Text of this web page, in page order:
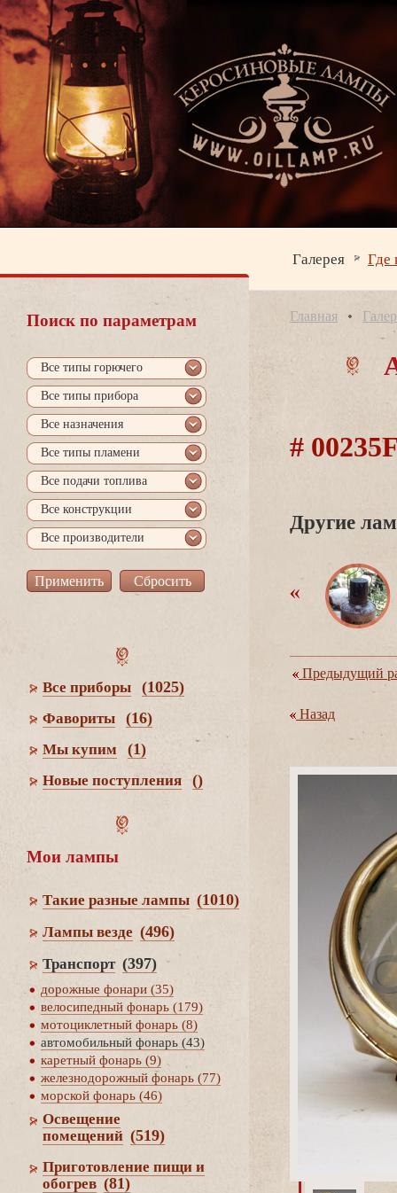
Галерея Где
Поиск по параметрам
се типы горючего
се типы прибора
се назначения
се типы пламени
се подачи топлива
се конструкции
се производители
се приборы (1025)
Фавориты (16)
Мы купим (1)
Новые поступления ()
Мои лампы
Такие разные лампы (1010)
Лампы везде (496)
Транспорт (397)
дорожные фонари (35)
елосипедный фонарь (179)
мотоциклетный фонарь (8)
автомобильный фонарь (43)
каретный фонарь (9)
железнодорожный фонарь (77)
морской фонарь (46)
Освещение
помещений (519)
Приготовление пищи и
обогре (81)
Главная
#
Другие
Предыдущий
Назад